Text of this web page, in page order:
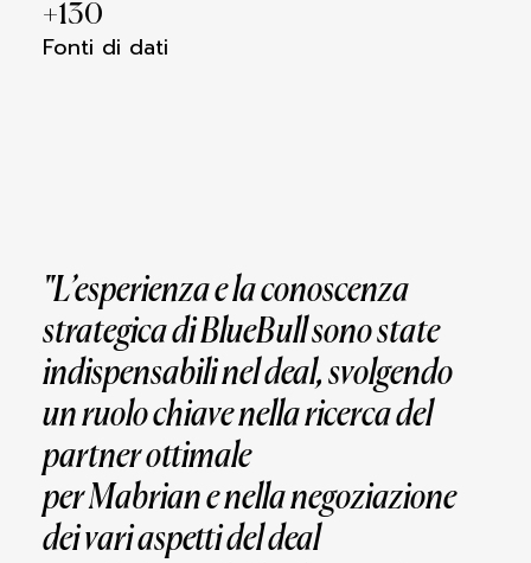
+130
Fonti di dati
"L’esperienza e la conoscenza
strategica di BlueBull sono state
indispensabili neldeal, svolgendo
un ruolo chiave nella ricerca del
partner ottimale
perMabrianenella negoziazione
dei vari aspetti del deal